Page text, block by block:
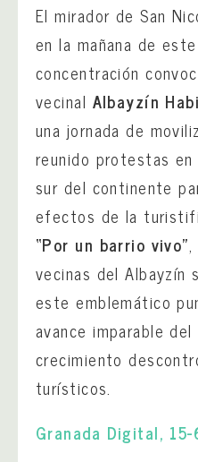
El mirador de San
en la mañana de
concentración
vecinal Albayzín
una jornada de
reunido protestas
sur del continente
efectos de la
“Por un barrio vivo”,
vecinas del Albayzín
este emblemático
avance imparable
crecimiento
turísticos.
Granada Digital,